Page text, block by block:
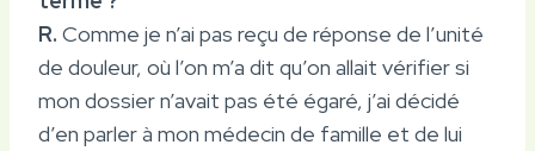
R. Comme je n’ai pas reçu de réponse de l’unité
de douleur, où l’on m’a dit qu’on allait vérifier si
mon dossier n’avait pas été égaré, j’ai décidé
d’en parler à mon médecin de famille et de lui